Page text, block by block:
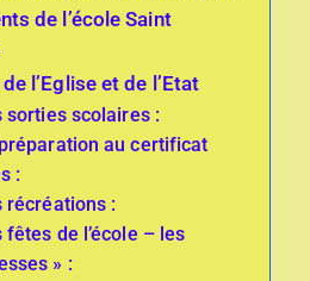
de l’école Saint
l’Eglise et de l’Etat
sorties scolaires :
au certificat
:
récréations :
fêtes de l’école – les
» :